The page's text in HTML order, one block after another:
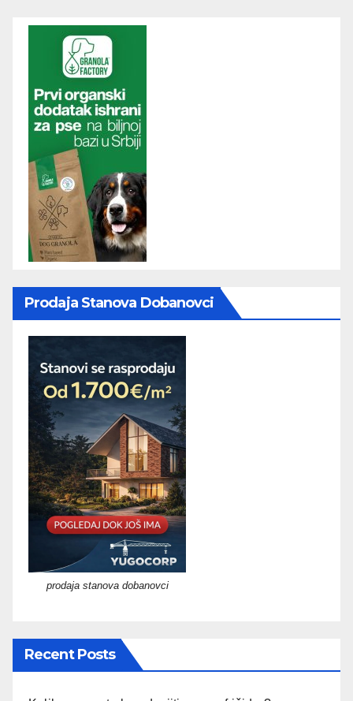
Prodaja Stanova Dobanovci
prodaja stanova dobanovci
Recent Posts